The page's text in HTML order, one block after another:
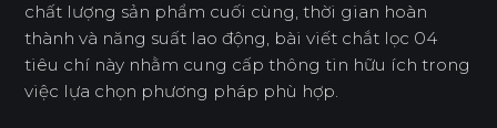
chất lượng sản phẩm cuối cùng, thời gian hoàn
thành và năng suất lao động, bài viết chắt lọc 04
tiêu chí này nhằm cung cấp thông tin hữu ích trong
việc lựa chọn phương pháp phù hợp.